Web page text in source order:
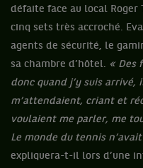
défaite face au local Roger
cinq sets très accroché.
agents de sécurité, le
sa chambre d’hôtel. « Des
donc quand j’y suis
m’attendaient, criant et
voulaient me parler, me
Le monde du tennis
expliquera-t-il lors d’une